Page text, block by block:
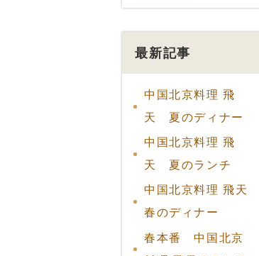
最新記事
中国北京料理 飛
天 夏のディナー
中国北京料理 飛
天 夏のランチ
中国北京料理 飛天
春のディナー
春本番 中国北京